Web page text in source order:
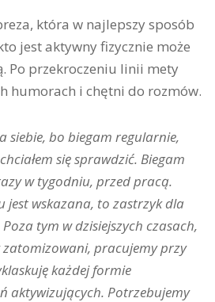
która w najlepszy sposób
jest aktywny fizycznie może
Po przekroczeniu linii mety
humorach i chętni do rozmów.
siebie, bo biegam regularnie,
się sprawdzić. Biegam
w tygodniu, przed pracą.
jest wskazana, to zastrzyk dla
tym w dzisiejszych czasach,
zatomizowani, pracujemy przy
każdej formie
aktywizujących. Potrzebujemy